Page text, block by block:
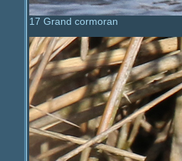
17 Grand cormoran